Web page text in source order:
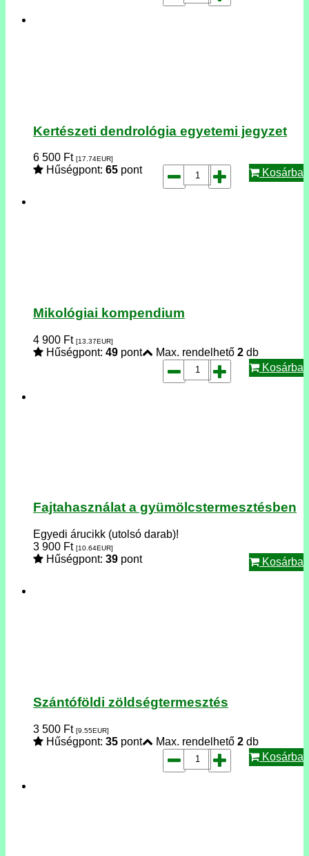
Kertészeti dendrológia egyetemi jegyzet
6 500 Ft [17.74EUR]
Hűségpont: 65 pont Kosárba
Mikológiai kompendium
4 900 Ft [13.37EUR]
Hűségpont: 49 pont Max. rendelhető 2 db
Kosárba
Fajtahasználat a gyümölcstermesztésben
Egyedi árucikk (utolsó darab)!
3 900 Ft [10.64EUR]
Hűségpont: 39 pont Kosárba
Szántóföldi zöldségtermesztés
3 500 Ft [9.55EUR]
Hűségpont: 35 pont Max. rendelhető 2 db
Kosárba